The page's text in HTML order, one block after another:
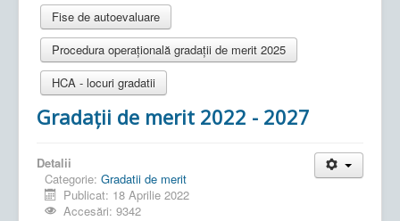
Fise de autoevaluare
Procedura operațională gradații de merit 2025
HCA - locuri gradatii
Gradații de merit 2022 - 2027
Detalii
Categorie: Gradatii de merit
Publicat: 18 Aprilie 2022
Accesări: 9342